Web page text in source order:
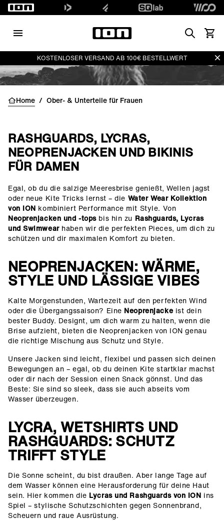
Search
KOSTENLOSER VERSAND AB 100€ BESTELLWERT
Home / Ober- & Unterteile für Frauen
RASHGUARDS, LYCRAS,
NEOPRENJACKEN UND BIKINIS
FÜR DAMEN
()=>i(r.text)
Egal, ob du die salzige Meeresbrise genießt, Wellen jagst
oder neue Kite Tricks lernst – die Water Wear Kollektion
von ION kombiniert Performance mit Style. Von
Neoprenjacken und -topsbis hin zu Rashguards, Lycras
und Swimwearhaben wir die perfekten Pieces, um dich zu
schützen und dir maximalen Komfort zu bieten.
NEOPRENJACKEN: WÄRME,
STYLE UND LÄSSIGE VIBES
Kalte Morgenstunden, Wartezeit auf den perfekten Wind
oder die Übergangssaison? Eine Neoprenjackeist dein
bester Buddy. Designt, um dich warm zu halten, wenn die
Brise aufzieht, bieten die Neoprenjacken von ION genau
die richtige Mischung aus Schutz und Style.
Unsere Jacken sind leicht, flexibel und passen sich deinen
Bewegungen an – egal, ob du deinen Kite startklar machst
oder dir nach der Session einen Snack gönnst. Und das
Beste: Sie sind so sleek, dass sie auch abseits vom
Wasser überzeugen.
LYCRA, WETSHIRTS UND
RASHGUARDS: SCHUTZ
TRIFFT STYLE
Die Sonne scheint, du bist draußen. Aber lange Tage auf
dem Wasser können eine Herausforderung für deine Haut
sein. Hier kommen die Lycras und Rashguards von ION ins
Spiel – stylische Schutzschichten gegen Sonnenbrand,
Scheuern und raue Ausrüstung.